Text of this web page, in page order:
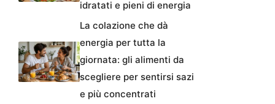
idratati e pieni di energia
La colazione che dà
energia per tutta la
giornata: gli alimenti da
scegliere per sentirsi sazi
e più concentrati